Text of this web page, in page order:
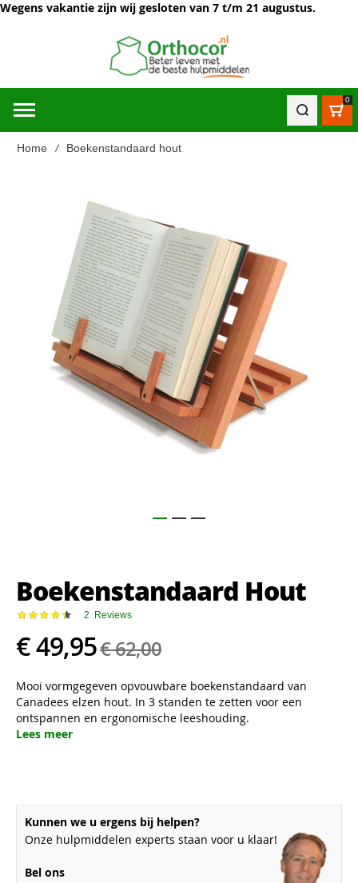
Wegens vakantie zijn wij gesloten van 7 t/m 21 augustus.
0
Home Boekenstandaard hout
afbeeldingen-
begin
van
de
gallerij
Boekenstandaard Hout
Waardering: 2 Reviews
€ 49,95€ 62,00
Mooi vormgegeven opvouwbare boekenstandaard van
Canadees elzen hout. In 3 standen te zetten voor een
ontspannen en ergonomische leeshouding.
Lees meer
Kunnen we u ergens bij helpen?
Onze hulpmiddelen experts staan voor u klaar!
Bel ons